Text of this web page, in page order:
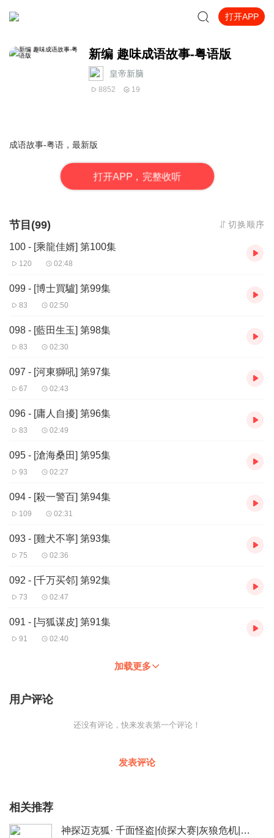
打开APP
新编 趣味成语故事-粤语版
皇帝新脑
8852 19
成语故事-粤语，最新版
打开APP，完整收听
节目(99) 切换顺序
100 - [乘龍佳婿] 第100集
120 02:48
099 - [博士買驢] 第99集
83 02:50
098 - [藍田生玉] 第98集
83 02:30
097 - [河東獅吼] 第97集
67 02:43
096 - [庸人自擾] 第96集
83 02:49
095 - [滄海桑田] 第95集
93 02:27
094 - [殺一警百] 第94集
109 02:31
093 - [雞犬不寧] 第93集
75 02:36
092 - [千万买邻] 第92集
73 02:47
091 - [与狐谋皮] 第91集
91 02:40
加载更多
用户评论
还没有评论，快来发表第一个评论！
发表评论
相关推荐
神探迈克狐· 千面怪盗|侦探大赛|灰狼危机|多多罗